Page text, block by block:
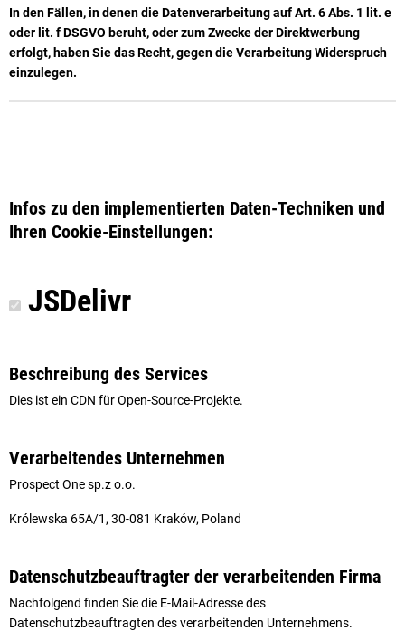
In den Fällen, in denen die Datenverarbeitung auf Art. 6 Abs. 1 lit. e
oder lit. f DSGVO beruht, oder zum Zwecke der Direktwerbung
erfolgt, haben Sie das Recht, gegen die Verarbeitung Widerspruch
ein­zu­legen.
Infos zu den implementierten Daten-Techniken und
Ihren Cookie-Einstellungen:
JSDelivr
Beschreibung des Services
Dies ist ein CDN für Open-Source-Projekte.
Verarbeitendes Unternehmen
Prospect One sp.z o.o.
Królewska 65A/1, 30-081 Kraków, Poland
Datenschutzbeauftragter der verarbeitenden Firma
Nachfolgend finden Sie die E-Mail-Adresse des
Datenschutzbeauftragten des verarbeitenden Unternehmens.